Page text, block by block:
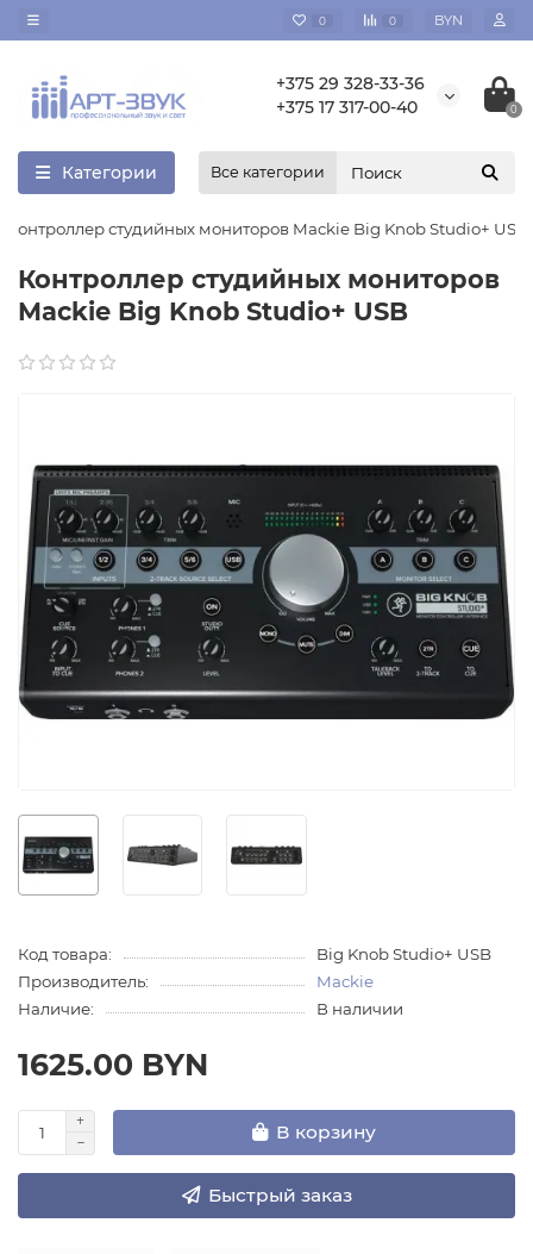
0 0 BYN
+375 29 328-33-36
+375 17 317-00-40
0
Категории Все категории
Контроллер студийных мониторов Mackie Big Knob Studio+ USB
Контроллер студийных мониторов
Mackie Big Knob Studio+ USB
Код товара:
Big Knob Studio+ USB
Производитель:
Mackie
Наличие:
В наличии
1625.00 BYN
В корзину
Быстрый заказ